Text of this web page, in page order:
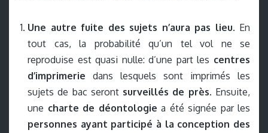
Une autre fuite des sujets n’aura pas lieu. En
tout cas, la probabilité qu’un tel vol ne se
reproduise est quasi nulle: d’une part les centres
d’imprimerie dans lesquels sont imprimés les
sujets de bac seront surveillés de près. Ensuite,
une charte de déontologie a été signée par les
personnes ayant participé à la conception des